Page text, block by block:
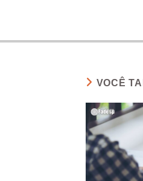
VOCÊ